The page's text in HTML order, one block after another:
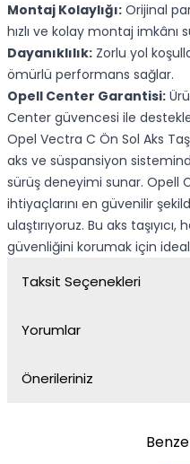
Montaj Kolaylığı: Orijinal
hızlı ve kolay montaj imkânı
Dayanıklılık: Zorlu yol
ömürlü performans sağlar.
Opell Center Garantisi:
Center güvencesi ile
Opel Vectra C Ön Sol Aks
aks ve süspansiyon
sürüş deneyimi sunar. Opell
ihtiyaçlarını en güvenilir
ulaştırıyoruz. Bu aks
güvenliğini korumak için
Taksit Seçenekleri
Yorumlar
Önerileriniz